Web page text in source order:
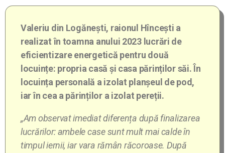
Valeriu din Logănești, raionul Hîncești a
realizat în toamna anului 2023 lucrări de
eficientizare energetică pentru două
locuințe: propria casă și casa părinților săi. În
locuința personală a izolat planșeul de pod,
iar în cea a părinților a izolat pereții.
„Am observat imediat diferența după finalizarea
lucrărilor: ambele case sunt mult mai calde în
timpul iernii, iar vara rămân răcoroase. După